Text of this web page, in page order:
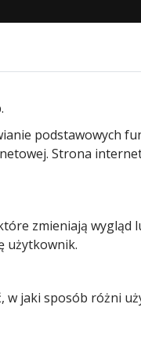
bez wkładki art. nr
podstawowych
Strona
zmieniają wygląd
użytkownik.
w jaki sposób różni